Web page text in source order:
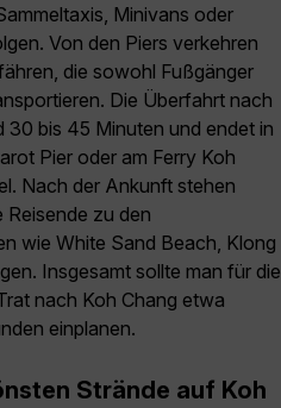
Minivans oder
Von den Piers verkehren
die sowohl Fußgänger
Die Überfahrt nach
30 bis 45 Minuten und endet in
Pier oder am Ferry Koh
Nach der Ankunft stehen
Reisende zu den
wie White Sand Beach, Klong
Insgesamt sollte man für die
nach Koh Chang etwa
einplanen.
Strände auf Koh